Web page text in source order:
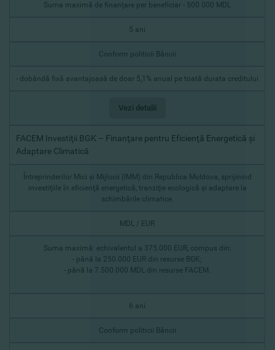
Suma maximă de finanţare per beneficiar - 500 000 MDL
5 ani
Conform politicii Băncii
- dobândă fixă avantajoasă de doar 5,1% anual pe toată durata creditului
Vezi detalii
FACEM Investiţii BGK – Finanţare pentru Eficienţă Energetică şi
Adaptare Climatică
Întreprinderilor Mici şi Mijlocii (IMM) din Republica Moldova, sprijinind
investiţiile în eficienţă energetică, tranziţie ecologică şi adaptare la
schimbările climatice.
MDL / EUR
Suma maximă: echivalentul a 375.000 EUR, compus din:
- până la 250.000 EUR din resurse BGK;
- până la 7.500.000 MDL din resurse FACEM.
6 ani
Сonform politicii Băncii